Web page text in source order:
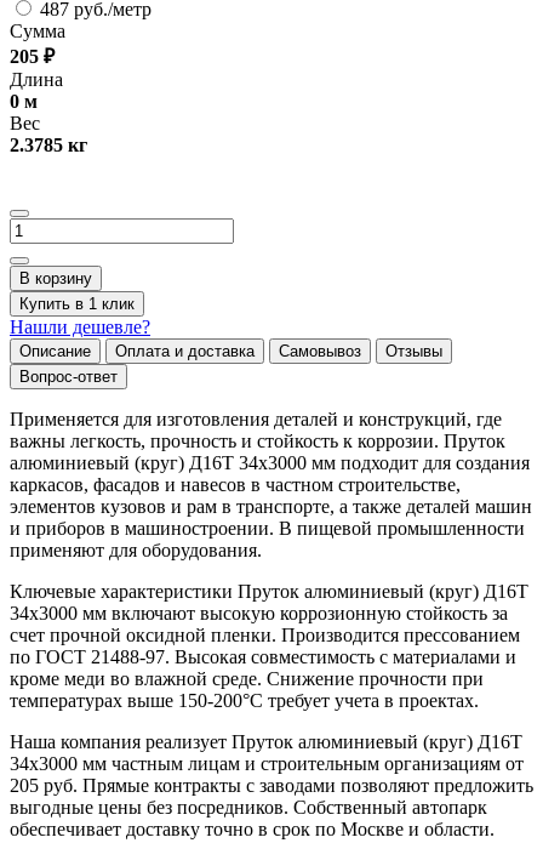
487 руб./метр
Сумма
205 ₽
Длина
0 м
Вес
2.3785 кг
В корзину
Купить в 1 клик
Нашли дешевле?
Описание Оплата и доставка Самовывоз
Отзывы
Вопрос-ответ
Применяется для изготовления деталей и конструкций, где
важны легкость, прочность и стойкость к коррозии. Пруток
алюминиевый (круг) Д16Т 34х3000 мм подходит для создания
каркасов, фасадов и навесов в частном строительстве,
элементов кузовов и рам в транспорте, а также деталей машин
и приборов в машиностроении. В пищевой промышленности
применяют для оборудования.
Ключевые характеристики Пруток алюминиевый (круг) Д16Т
34х3000 мм включают высокую коррозионную стойкость за
счет прочной оксидной пленки. Производится прессованием
по ГОСТ 21488-97. Высокая совместимость с материалами и
кроме меди во влажной среде. Снижение прочности при
температурах выше 150-200°C требует учета в проектах.
Наша компания реализует Пруток алюминиевый (круг) Д16Т
34х3000 мм частным лицам и строительным организациям от
205 руб. Прямые контракты с заводами позволяют предложить
выгодные цены без посредников. Собственный автопарк
обеспечивает доставку точно в срок по Москве и области.